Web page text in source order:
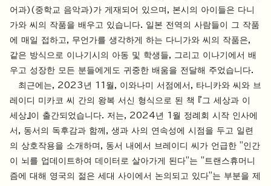
어과)(중학교 음악과)가 게재되어 있으며, 본시의 아이들은 다니
가와 씨의 작품을 배우고 있습니다. 일본 전역의 사람들이 그 작품
에 매일 접하고, 무언가를 생각하게 하는 다니가와 씨의 작품은,
같은 방식으로 이나기시의 아동 및 학생들, 그리고 이나기에서 배
우고 성장한 모든 분들에게도 귀중한 배움을 전달해 주었습니다.
최근에는, 2023년 11월, 이와나미 서점에서, 타니카와 씨와 브
레이디 미카코 씨 간의 왕복 서신 형식으로 된 책 『그 세상과 이
세상』이 출간되었습니다. 저는, 2024년 1월 정례회 시작 인사에
서, 동서의 독후감과 함께, 생과 사의 연속성에 시점을 두고 일련
의 상호작용을 소개하며, 동서 내에서 브레이디 씨가 언급한 "인간
이 뇌를 업데이트하여 데이터로 살아가게 된다"는 "트랜스휴머니
즘에 대해 영국의 젊은 세대 사이에서 논의되고 있다"는 부분을 제